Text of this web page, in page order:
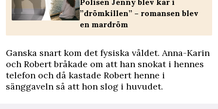
Polisen Jenny blev kär i
”drömkillen” – romansen blev
en mardröm
Ganska snart kom det fysiska våldet. Anna-Karin
och Robert bråkade om att han snokat i hennes
telefon och då kastade Robert henne i
sänggaveln så att hon slog i huvudet.